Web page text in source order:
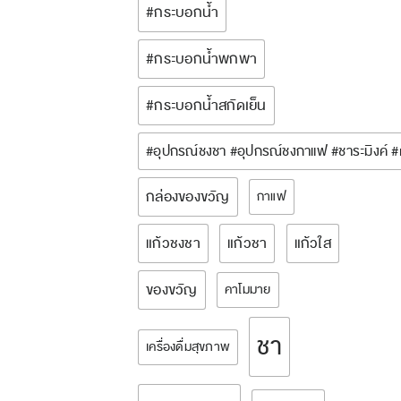
#กระบอกน้ำ
#กระบอกน้ำพกพา
#กระบอกน้ำสกัดเย็น
#อุปกรณ์ชงชา #อุปกรณ์ชงกาแฟ #ชาระมิงค์
กล่องของขวัญ กาแฟ
แก้วชงชา แก้วชา
แก้วใส
ของขวัญ
คาโมมาย
เครื่องดื่มสุขภาพ ชา